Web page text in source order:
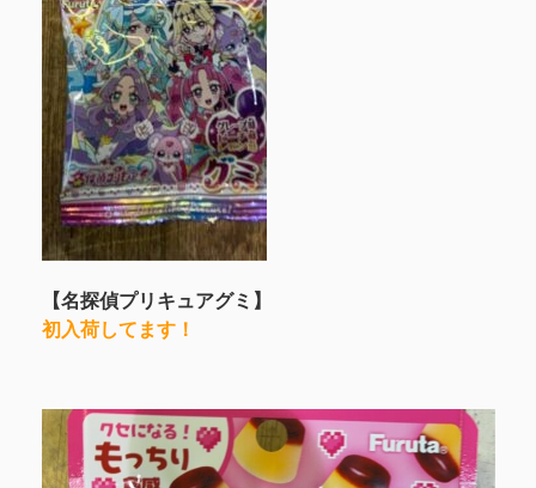
【名探偵プリキュアグミ】
初入荷してます！